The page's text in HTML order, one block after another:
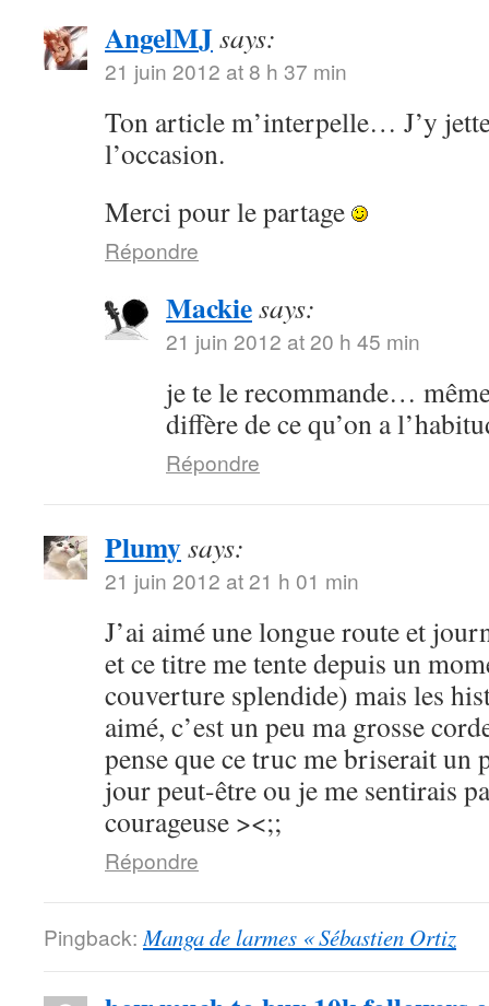
AngelMJsays:
21 juin 2012 at 8 h 37 min
Ton article m’interpelle… J’y
l’occasion.
Merci pour le partage
Répondre
Mackiesays:
21 juin 2012 at 20 h 45 min
je te le recommande…
diffère de ce qu’on a
Répondre
Plumysays:
21 juin 2012 at 21 h 01 min
J’ai aimé une longue route et
et ce titre me tente depuis un
couverture splendide) mais les
aimé, c’est un peu ma grosse
pense que ce truc me briserait un
jour peut-être ou je me sentirais
courageuse ><;;
Répondre
Pingback: Manga de larmes « Sébastien Ortiz